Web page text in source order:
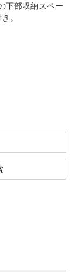
下部収納スペー
。